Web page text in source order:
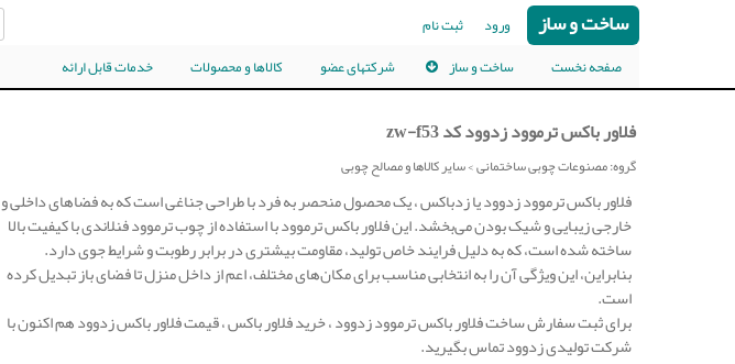
ساخت و ساز ورود ثبت نام
صفحه نخست ساخت و ساز شرکتهای عضو کالاها و محصولات خدمات قابل ارائه
فلاور باکس ترموود زدوود کد zw-f53
گروه: مصنوعات چوبی ساختمانی > سایر کالاها و مصالح چوبی
فلاور باکس ترموود زدوود یا زدباکس ، یک محصول منحصر به فرد با طراحی جناغی است که به فضاهای داخلی و
خارجی زیبایی و شیک بودن می‌بخشد. این فلاور باکس ترموود با استفاده از چوب ترموود فنلاندی با کیفیت بالا
ساخته شده است، که به دلیل فرایند خاص تولید، مقاومت بیشتری در برابر رطوبت و شرایط جوی دارد.
بنابراین، این ویژگی آن را به انتخابی مناسب برای مکان‌های مختلف، اعم از داخل منزل تا فضای باز تبدیل کرده
است.
برای ثبت سفارش ساخت فلاور باکس ترموود زدوود ، خرید فلاور باکس ، قیمت فلاور باکس زدوود هم اکنون با
شرکت تولیدی زدوود تماس بگیرید.